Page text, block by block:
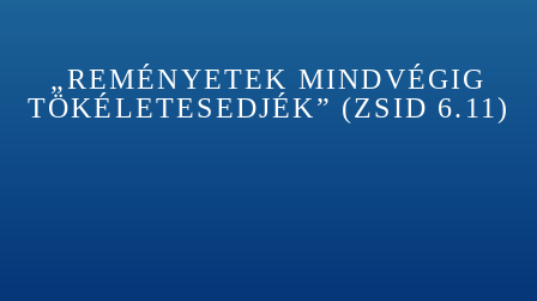
„REMÉNYETEK MINDVÉGIG
TÖKÉLETESEDJÉK” (ZSID 6.11)